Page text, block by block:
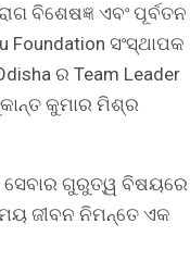
ବିଶେଷଜ୍ଞ ଏବଂ ପୂର୍ବତନ
Foundation ସଂସ୍ଥାପକ
ର Team Leader
କୁମାର ମିଶ୍ର
ସେବାର ଗୁରୁତ୍ୱ ବିଷୟରେ
ଜୀବନ ନିମନ୍ତେ ଏକ